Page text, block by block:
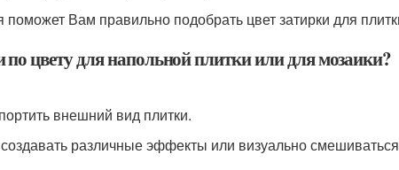
Вам правильно подобрать цвет затирки для
цвету для напольной плитки или для мозаики?
внешний вид плитки.
различные эффекты или визуально